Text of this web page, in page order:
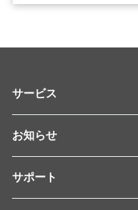
サービス
お知らせ
サポート